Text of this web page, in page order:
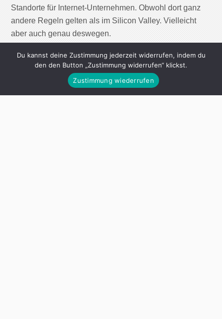
Standorte für Internet-Unternehmen. Obwohl dort ganz
andere Regeln gelten als im Silicon Valley. Vielleicht
aber auch genau deswegen.
Continue Reading
Du kannst deine Zustimmung jederzeit widerrufen, indem du
den den Button „Zustimmung widerrufen“ klickst.
Zustimmung wiederrufen